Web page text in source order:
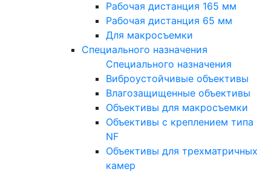
Рабочая дистанция 165 мм
Рабочая дистанция 65 мм
Для макросъемки
Специального назначения
Специального назначения
Виброустойчивые объективы
Влагозащищенные объективы
Объективы для макросъемки
Объективы с креплением типа
NF
Объективы для трехматричных
камер